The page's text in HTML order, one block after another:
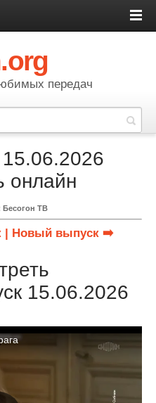
передач
онлайн
Бесогон ТВ
| Новый выпуск ➡️
15.06.2026